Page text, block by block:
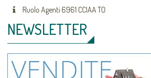
Ruolo Agenti 6961 CCIAA TO
NEWSLETTER